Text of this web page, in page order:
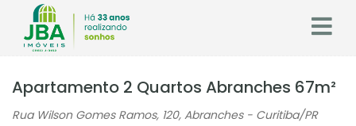
Apartamento 2 Quartos Abranches 67m²
Rua Wilson Gomes Ramos, 120, Abranches - Curitiba/PR